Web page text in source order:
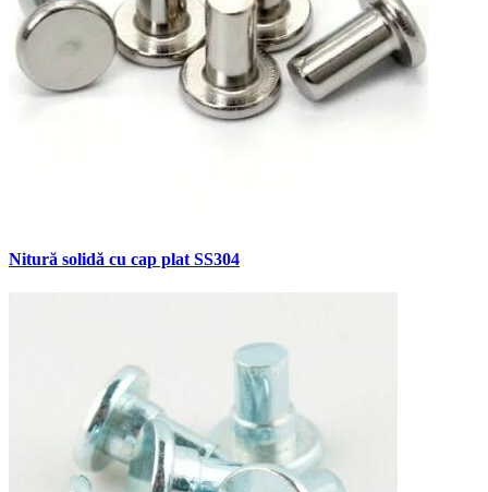
Nitură solidă cu cap plat SS304